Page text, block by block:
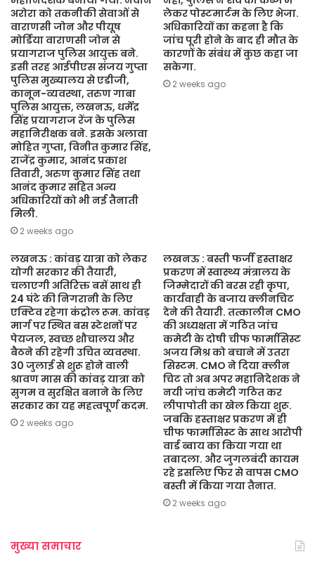
अरोरा को तकनीकी सेवाओं से
वाराणसी जोन और पीयूष
मोर्डिया वाराणसी जोन से
प्रयागराज पुलिस आयुक्त बने.
इसी तरह आईपीएस संजय गुप्ता
पुलिस मुख्यालय से एडीजी,
कानून-व्यवस्था, तरुण गाबा
पुलिस आयुक्त, लखनऊ, धर्मेंद्र
सिंह प्रयागराज रेंज के पुलिस
महानिरीक्षक बने. इसके अलावा
मोहित गुप्ता, विनीत कुमार सिंह,
राजेंद्र कुमार, आनंद प्रकाश
तिवारी, अरुण कुमार सिंह तथा
आनंद कुमार सहित अन्य
अधिकारियों को भी नई तैनाती
मिली.
2 weeks ago
लेकर पोस्टमार्टम के लिए भेजा.
अधिकारियों का कहना है कि
जांच पूरी होने के बाद ही मौत के
कारणों के संबंध में कुछ कहा जा
सकेगा.
2 weeks ago
लखनऊ : कांवड़ यात्रा को लेकर
योगी सरकार की तैयारी,
चलाएगी अतिरिक्त बसें साथ ही
24 घंटे की निगरानी के लिए
एक्टिव रहेगा कंट्रोल रूम. कांवड़
मार्ग पर स्थित बस स्टेशनों पर
पेयजल, स्वच्छ शौचालय और
बैठने की रहेगी उचित व्यवस्था.
30 जुलाई से शुरू होने वाली
श्रावण मास की कांवड़ यात्रा को
सुगम व सुरक्षित बनाने के लिए
सरकार का यह महत्वपूर्ण कदम.
2 weeks ago
लखनऊ : बस्ती फर्जी हस्ताक्षर
प्रकरण में स्वास्थ्य मंत्रालय के
जिम्मेदारों की बरस रही कृपा,
कार्यवाही के बजाय क्लीनचिट
देने की तैयारी. तत्कालीन CMO
की अध्यक्षता में गठित जांच
कमेटी के दोषी चीफ फार्मासिस्ट
अजय मिश्र को बचाने में उतरा
सिस्टम. CMO ने दिया क्लीन
चिट तो अब अपर महानिदेशक ने
नयी जांच कमेटी गठित कर
लीपापोती का खेल किया शुरू.
जबकि हस्ताक्षर प्रकरण में ही
चीफ फार्मासिस्ट के साथ आरोपी
वार्ड ब्वाय का किया गया था
तबादला. और जुगलबंदी कायम
रहे इसलिए फिर से वापस CMO
बस्ती में किया गया तैनात.
2 weeks ago
मुख्या समाचार